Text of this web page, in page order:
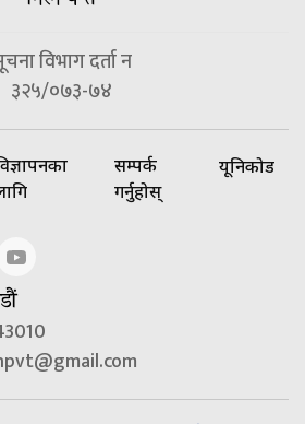
विभाग दर्ता न
३२५/०७३-७४
सम्पर्क
गर्नुहोस्
यूनिकोड